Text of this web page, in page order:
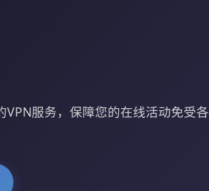
服务，保障您的在线活动免受各